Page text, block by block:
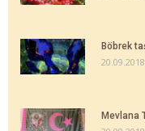
Böbrek
Mevlana